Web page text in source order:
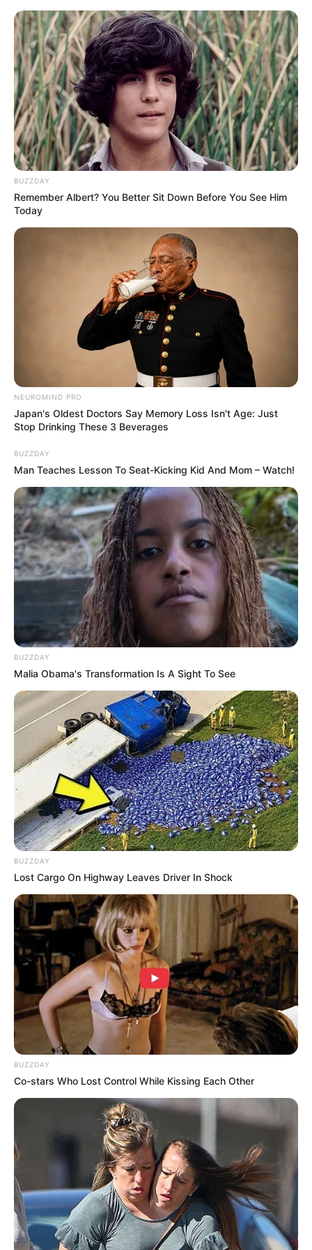
HOME
INSPIRASI
STYLE
FILM &
SERIES
NGAKAK
QUOTES
HYPE
MORE
Nadila Ernesta
0
fans love
Tanggal Lahir:
4 Februari1988
Tempat Lahir:
Jakarta,Indonesia
38 Tahun
Profesi:
Aktris,Model
Edit
Nadila Ernesta adalah seorang aktris, model yang berasal dari
Jakarta.
Namnya mencuat lewat sinetronInikah Rasanya (2004). Namun,
BUZZDAY
Remember Albert? You Better Sit Down Before You See Him
Today
NEUROMIND PRO
Japan's Oldest Doctors Say Memory Loss Isn't Age: Just
Stop Drinking These 3 Beverages
BUZZDAY
Man Teaches Lesson To Seat-Kicking Kid And Mom – Watch!
BUZZDAY
Malia Obama's Transformation Is A Sight To See
BUZZDAY
Lost Cargo On Highway Leaves Driver In Shock
BUZZDAY
Co-stars Who Lost Control While Kissing Each Other